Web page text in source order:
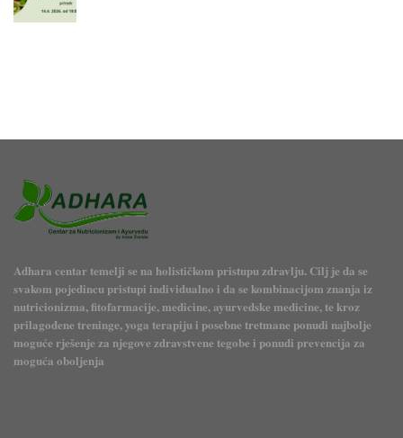
Adhara centar temelji se na holističkom pristupu zdravlju. Cilj je da se
svakom pojedincu pristupi individualno i da se kombinacijom znanja iz
nutricionizma, fitofarmacije, medicine, ayurvedske medicine, te kroz
prilagođene treninge, yoga terapiju i posebne tretmane ponudi najbolje
moguće rješenje za njegove zdravstvene tegobe i ponudi prevencija za
moguća oboljenja